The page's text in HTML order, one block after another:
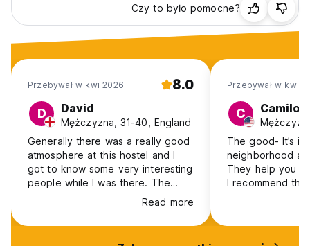
Czy to było pomocne?
Przebywał w kwi 2026 8.0
D David
Mężczyzna, 31-40, England
Generally there was a really good
atmosphere at this hostel and I
got to know some very interesting
people while I was there. The
architecture of the building is also
really interesting. The one
drawback is that there could be
Read more
Przebywał w kwi
C Camilo
The good- It’s
neighborhood
They help you
I recommend
best in Ethiopia. The bad-